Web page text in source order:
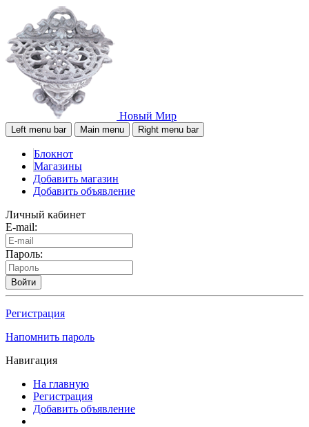
Новый Мир
Left menu bar Main menu Right menu bar
Блокнот
Магазины
Добавить магазин
Добавить объявление
Личный кабинет
E-mail:
Пароль:
Войти
Регистрация
Напомнить пароль
Навигация
На главную
Регистрация
Добавить объявление